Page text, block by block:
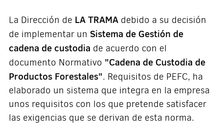
o energéticoque produce.
La Dirección de LA TRAMAdebido a su decisión
de implementar un Sistema de Gestión de
cadena de custodia de acuerdo con el
documento Normativo "Cadena de Custodia de
Productos Forestales". Requisitos de PEFC, ha
elaborado un sistema que integra en la empresa
unos requisitos con los que pretende satisfacer
las exigencias que se derivan de esta norma.